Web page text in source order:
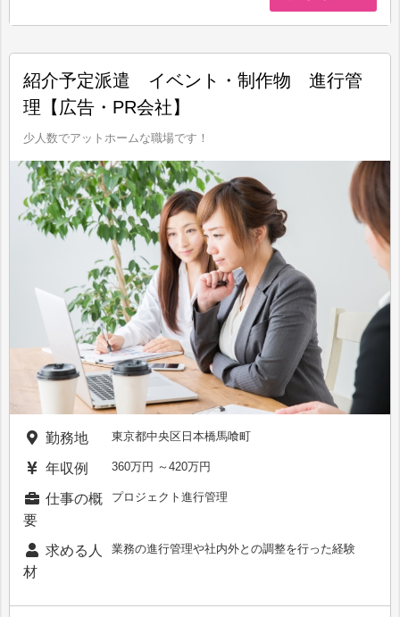
紹介予定派遣 イベント・制作物 進行管
理【広告・PR会社】
少人数でアットホームな職場です！
勤務地 東京都中央区日本橋馬喰町
年収例 360万円 ～420万円
仕事の概
要
プロジェクト進行管理
求める人
材
業務の進行管理や社内外との調整を行った経験